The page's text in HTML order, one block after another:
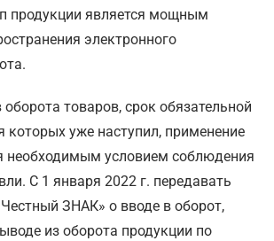
продукции является мощным
электронного
товаров, срок обязательной
которых уже наступил, применение
необходимым условием соблюдения
С 1 января 2022 г. передавать
ЗНАК» о вводе в оборот,
из оборота продукции по